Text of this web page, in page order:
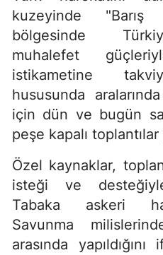
kuzeyinde "Barış
bölgesinde
muhalefet
istikametine
hususunda
için dün ve bugün
peşe kapalı toplantılar
Özel kaynaklar,
isteği ve
Tabaka askeri
Savunma
arasında